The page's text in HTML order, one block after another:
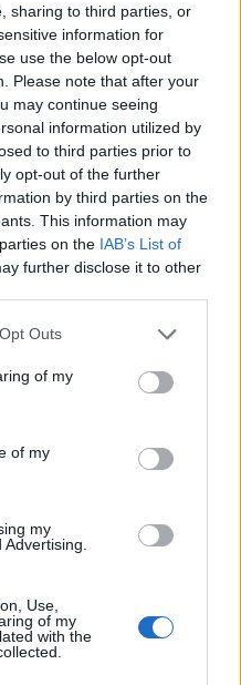
sharing to third parties, or
information for
use the below opt-out
Please note that after your
may continue seeing
information utilized by
to third parties prior to
opt-out of the further
by third parties on the
This information may
on the IAB’s List of
further disclose it to other
Outs
of my
of my
my
Use,
of my
with the
των Στενών του
οδηγός μοτοσικλέτας
Ξηροπόταμο – Πώς θα
πλυντήριο: Το μυστικό
ακόμα μέλος της
ανέμους – Το...
δύσκολες πυρκαγιές